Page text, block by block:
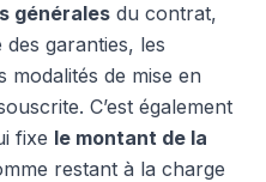
générales du contrat,
des garanties, les
modalités de mise en
C’est également
fixe le montant de la
restant à la charge